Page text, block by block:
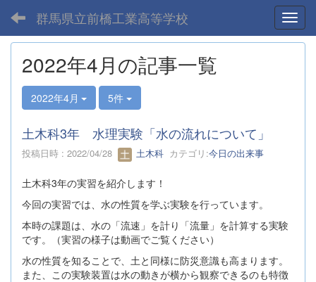
群馬県立前橋工業高等学校
2022年4月の記事一覧
2022年4月 5件
土木科3年 水理実験「水の流れについて」
投稿日時 : 2022/04/28 土木科 カテゴリ:今日の出来事
土木科3年の実習を紹介します！
今回の実習では、水の性質を学ぶ実験を行っています。
本時の課題は、水の「流速」を計り「流量」を計算する実験
です。（実習の様子は動画でご覧ください）
水の性質を知ることで、土と同様に防災意識も高まります。
また、この実験装置は水の動きが横から観察できるのも特徴